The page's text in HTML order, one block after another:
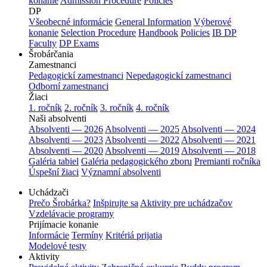
DP
Všeobecné informácie General Information Výberové
konanie Selection Procedure Handbook Policies IB DP
Faculty DP Exams
Šrobárčania
Zamestnanci
Pedagogickí zamestnanci Nepedagogickí zamestnanci
Odborní zamestnanci
Žiaci
1. ročník 2. ročník 3. ročník 4. ročník
Naši absolventi
Absolventi — 2026 Absolventi — 2025 Absolventi — 2024
Absolventi — 2023 Absolventi — 2022 Absolventi — 2021
Absolventi — 2020 Absolventi — 2019 Absolventi — 2018
Galéria tabiel Galéria pedagogického zboru Premianti ročníka
Úspešní žiaci Významní absolventi
Uchádzači
Prečo Šrobárka? Inšpirujte sa Aktivity pre uchádzačov
Vzdelávacie programy
Prijímacie konanie
Informácie Termíny Kritériá prijatia
Modelové testy
Aktivity